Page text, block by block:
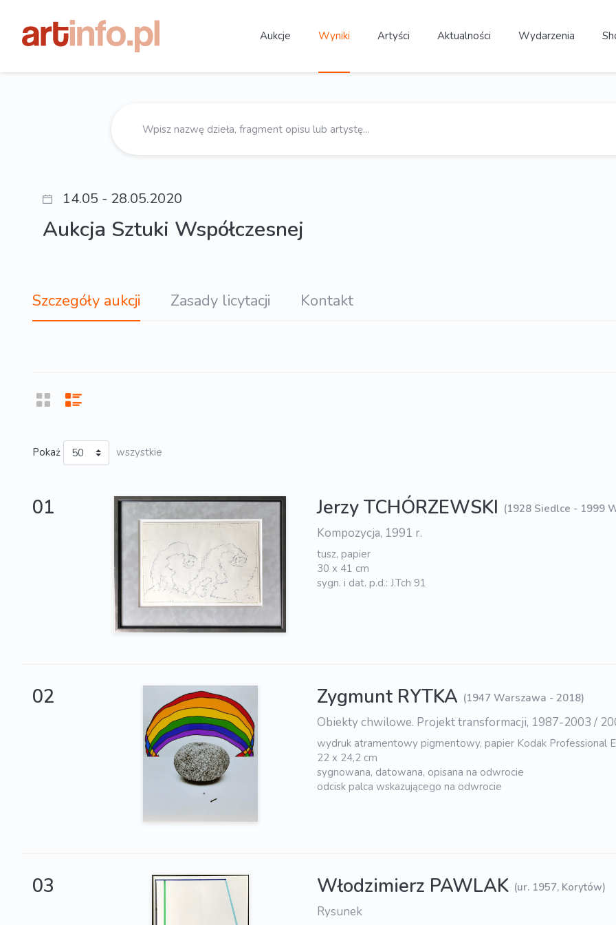
Aukcje Wyniki Artyści Aktualności Wydarzenia
14.05 - 28.05.2020
Aukcja Sztuki Współczesnej
Szczegóły aukcji Zasady licytacji Kontakt
Pokaż wszystkie
01 Jerzy TCHÓRZEWSKI (1928 Siedlce - 1999
Kompozycja, 1991 r.
tusz, papier
30 x 41 cm
sygn. i dat. p.d.: J.Tch 91
02 Zygmunt RYTKA (1947 Warszawa - 2018)
Obiekty chwilowe. Projekt transformacji, 1987-2003 /
wydruk atramentowy pigmentowy, papier Kodak Professional
22 x 24,2 cm
sygnowana, datowana, opisana na odwrocie
odcisk palca wskazującego na odwrocie
03 Włodzimierz PAWLAK (ur. 1957, Korytów)
Rysunek